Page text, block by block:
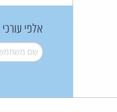
אלפי
שם משתמש*